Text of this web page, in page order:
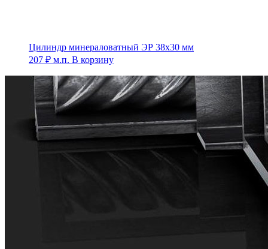
Цилиндр минераловатный ЭР 38х30 мм
207 ₽ м.п. В корзину